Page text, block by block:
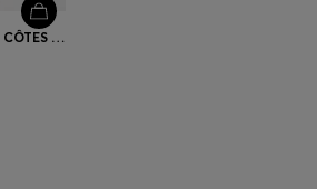
PULL À COL MONTANT ET CÔTES IRRÉGULIÈRES